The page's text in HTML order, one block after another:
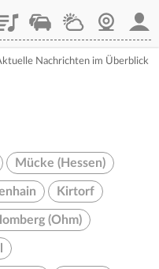
StaupilotWetterWebcam
Nachrichten im Überblick
Mücke (Hessen)
Kirtorf
(Ohm)